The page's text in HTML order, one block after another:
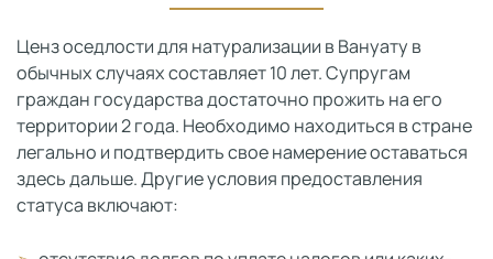
Ценз оседлости для натурализации в Вануату в
обычных случаях составляет 10 лет. Супругам
граждан государства достаточно прожить на его
территории 2 года. Необходимо находиться в стране
легально и подтвердить свое намерение оставаться
здесь дальше. Другие условия предоставления
статуса включают: